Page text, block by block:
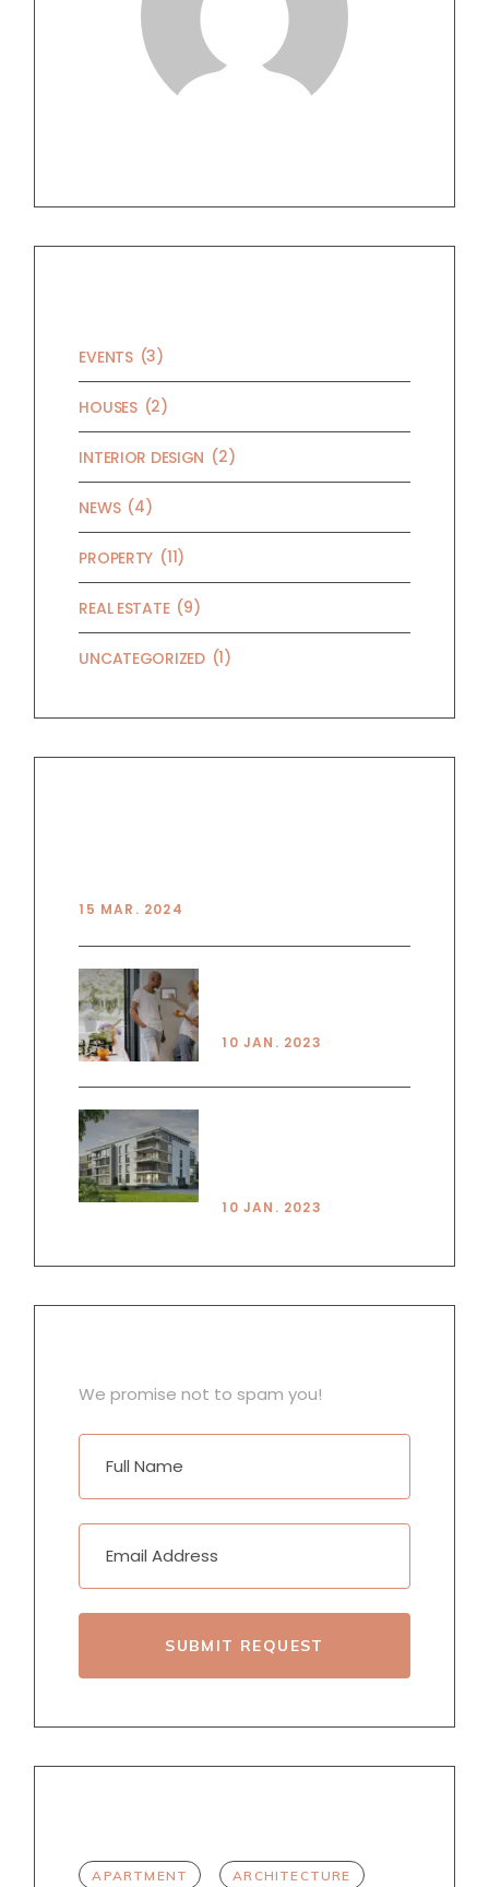
EVENTS (3)
HOUSES (2)
INTERIOR DESIGN (2)
NEWS (4)
PROPERTY (11)
REAL ESTATE (9)
UNCATEGORIZED (1)
15 MAR. 2024
10 JAN. 2023
10 JAN. 2023
We promise not to spam you!
SUBMIT REQUEST
APARTMENT ARCHITECTURE